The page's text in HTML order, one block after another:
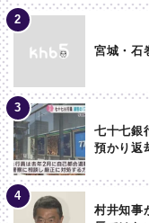
宮城・石
七十七銀
預かり返
村井知事